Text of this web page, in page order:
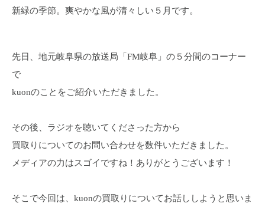
新緑の季節。爽やかな風が清々しい５月です。
先日、地元岐阜県の放送局「FM岐阜」の５分間のコーナー
で
kuonのことをご紹介いただきました。
その後、ラジオを聴いてくださった方から
買取りについてのお問い合わせを数件いただきました。
メディアの力はスゴイですね！ありがとうございます！
そこで今回は、kuonの買取りについてお話ししようと思いま